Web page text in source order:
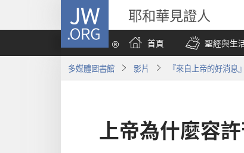
JW.ORG 耶和華見證人
首頁
聖經與生
多媒體圖書館 影片 『來自上帝的好消息
上帝為什麼容